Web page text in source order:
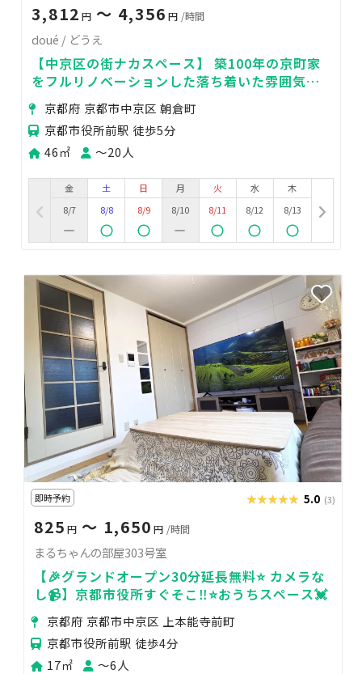
3,812 円 〜 4,356 円 /時間
doué / どうえ
【中京区の街ナカスペース】 築100年の京町家
をフルリノベーションした落ち着いた雰囲気の
スタジオスペース
京都府 京都市中京区 朝倉町
京都市役所前駅 徒歩5分
46㎡
〜20人
金
8/7
土
8/8
日
8/9
月
8/10
火
8/11
水
8/12
木
8/13
即時予約 ★★★★★
★★★★★ 5.0 (3)
825 円〜 1,650 円 /時間
まるちゃんの部屋303号室
【🎉グランドオープン30分延長無料⭐️ カメラな
し📹】京都市役所すぐそこ‼️⭐️おうちスペース💓
京都府 京都市中京区 上本能寺前町
京都市役所前駅 徒歩4分
17㎡
〜6人